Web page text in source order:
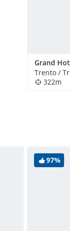
Grand
Trento /
322m
97%